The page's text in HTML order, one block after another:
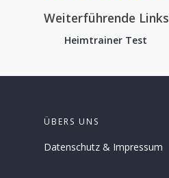
Weiterführende Links
Heimtrainer Test
ÜBERS UNS
Datenschutz & Impressum